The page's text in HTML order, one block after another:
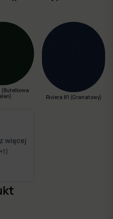
(Butelkowa
Riviera 81 (Granatowy)
więcej
1)